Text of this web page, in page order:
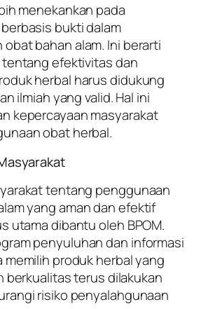
menekankan pada
bukti dalam
bahan alam. Ini berarti
tentang efektivitas dan
herbal harus didukung
ilmiah yang valid. Hal ini
kepercayaan masyarakat
obat herbal.
tentang penggunaan
yang aman dan efektif
utama dibantu oleh BPOM.
penyuluhan dan informasi
produk herbal yang
berkualitas terus dilakukan
risiko penyalahgunaan